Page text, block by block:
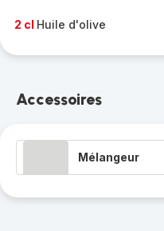
2 cl Huile d'olive
Accessoires
Mélangeur